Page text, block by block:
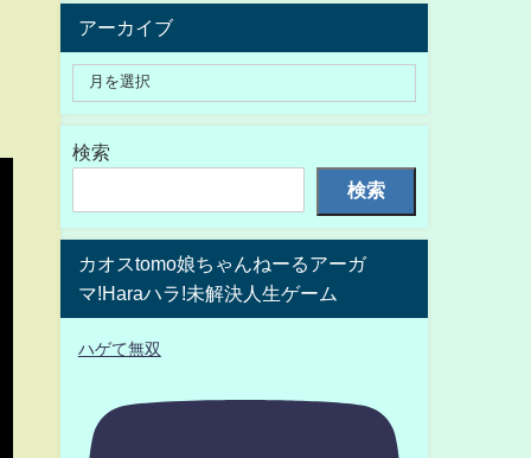
アーカイブ
検索
検索
カオスtomo娘ちゃんねーるアーガ
マ!Haraハラ!未解決人生ゲーム
ハゲて無双